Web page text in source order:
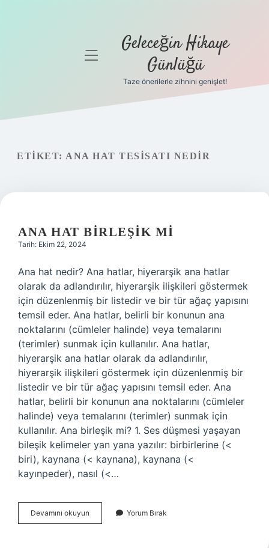
Gizlilik
Yasal Uyarı
Hakkımızda
menüyü Geleceğin Hikaye
Günlüğü
Taze önerilerle zihnini genişlet!
ETIKET: ANA HAT TESISATI NEDIR
ANA HAT BIRLEŞIK MI
Tarih: Ekim 22, 2024
Ana hat nedir? Ana hatlar, hiyerarşik ana hatlar
olarak da adlandırılır, hiyerarşik ilişkileri göstermek
için düzenlenmiş bir listedir ve bir tür ağaç yapısını
temsil eder. Ana hatlar, belirli bir konunun ana
noktalarını (cümleler halinde) veya temalarını
(terimler) sunmak için kullanılır. Ana hatlar,
hiyerarşik ana hatlar olarak da adlandırılır,
hiyerarşik ilişkileri göstermek için düzenlenmiş bir
listedir ve bir tür ağaç yapısını temsil eder. Ana
hatlar, belirli bir konunun ana noktalarını (cümleler
halinde) veya temalarını (terimler) sunmak için
kullanılır. Ana birleşik mi? 1. Ses düşmesi yaşayan
bileşik kelimeler yan yana yazılır: birbirlerine (<
biri), kaynana (< kaynana), kaynana (<
kayınpeder), nasıl (<…
Devamını okuyun
Hat
Yorum Bırak